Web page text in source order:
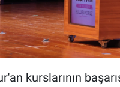
kurslarının